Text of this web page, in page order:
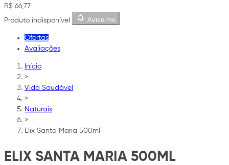
R$ 66,77
Produto indisponível
Avise-me
Ofertas
Avaliações
Início
>
Vida Saudável
>
Naturais
>
Elix Santa Maria 500ml
ELIX SANTA MARIA 500ML